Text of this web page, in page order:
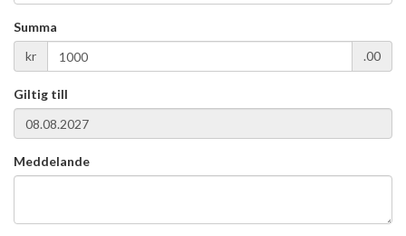
Summa
kr
.00
Giltig till
Meddelande